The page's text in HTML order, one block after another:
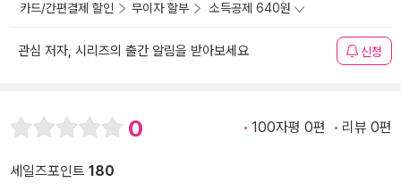
카드/간편결제 할인 무이자 할부 소득공제 640원
관심 저자, 시리즈의 출간 알림을 받아보세요 신청
0 100자평 0편 리뷰 0편
세일즈포인트 180